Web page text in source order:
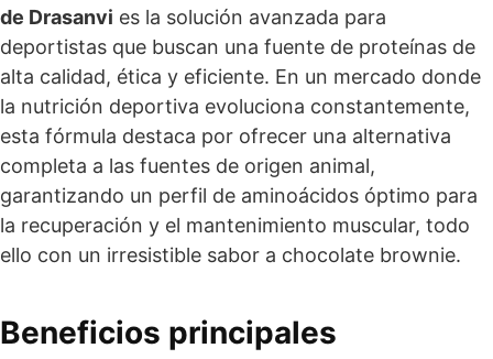
de Drasanvi es la solución avanzada para
deportistas que buscan una fuente de proteínas de
alta calidad, ética y eficiente. En un mercado donde
la nutrición deportiva evoluciona constantemente,
esta fórmula destaca por ofrecer una alternativa
completa a las fuentes de origen animal,
garantizando un perfil de aminoácidos óptimo para
la recuperación y el mantenimiento muscular, todo
ello con un irresistible sabor a chocolate brownie.
Beneficios principales